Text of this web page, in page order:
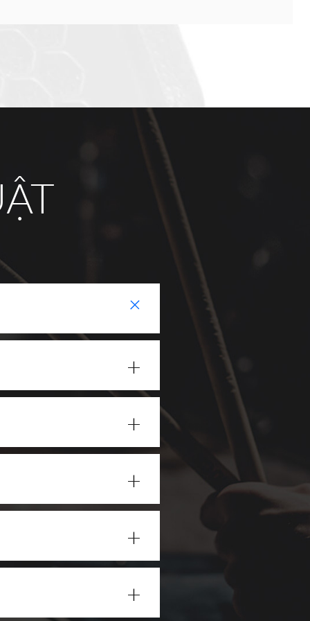
+
+
+
+
+
+